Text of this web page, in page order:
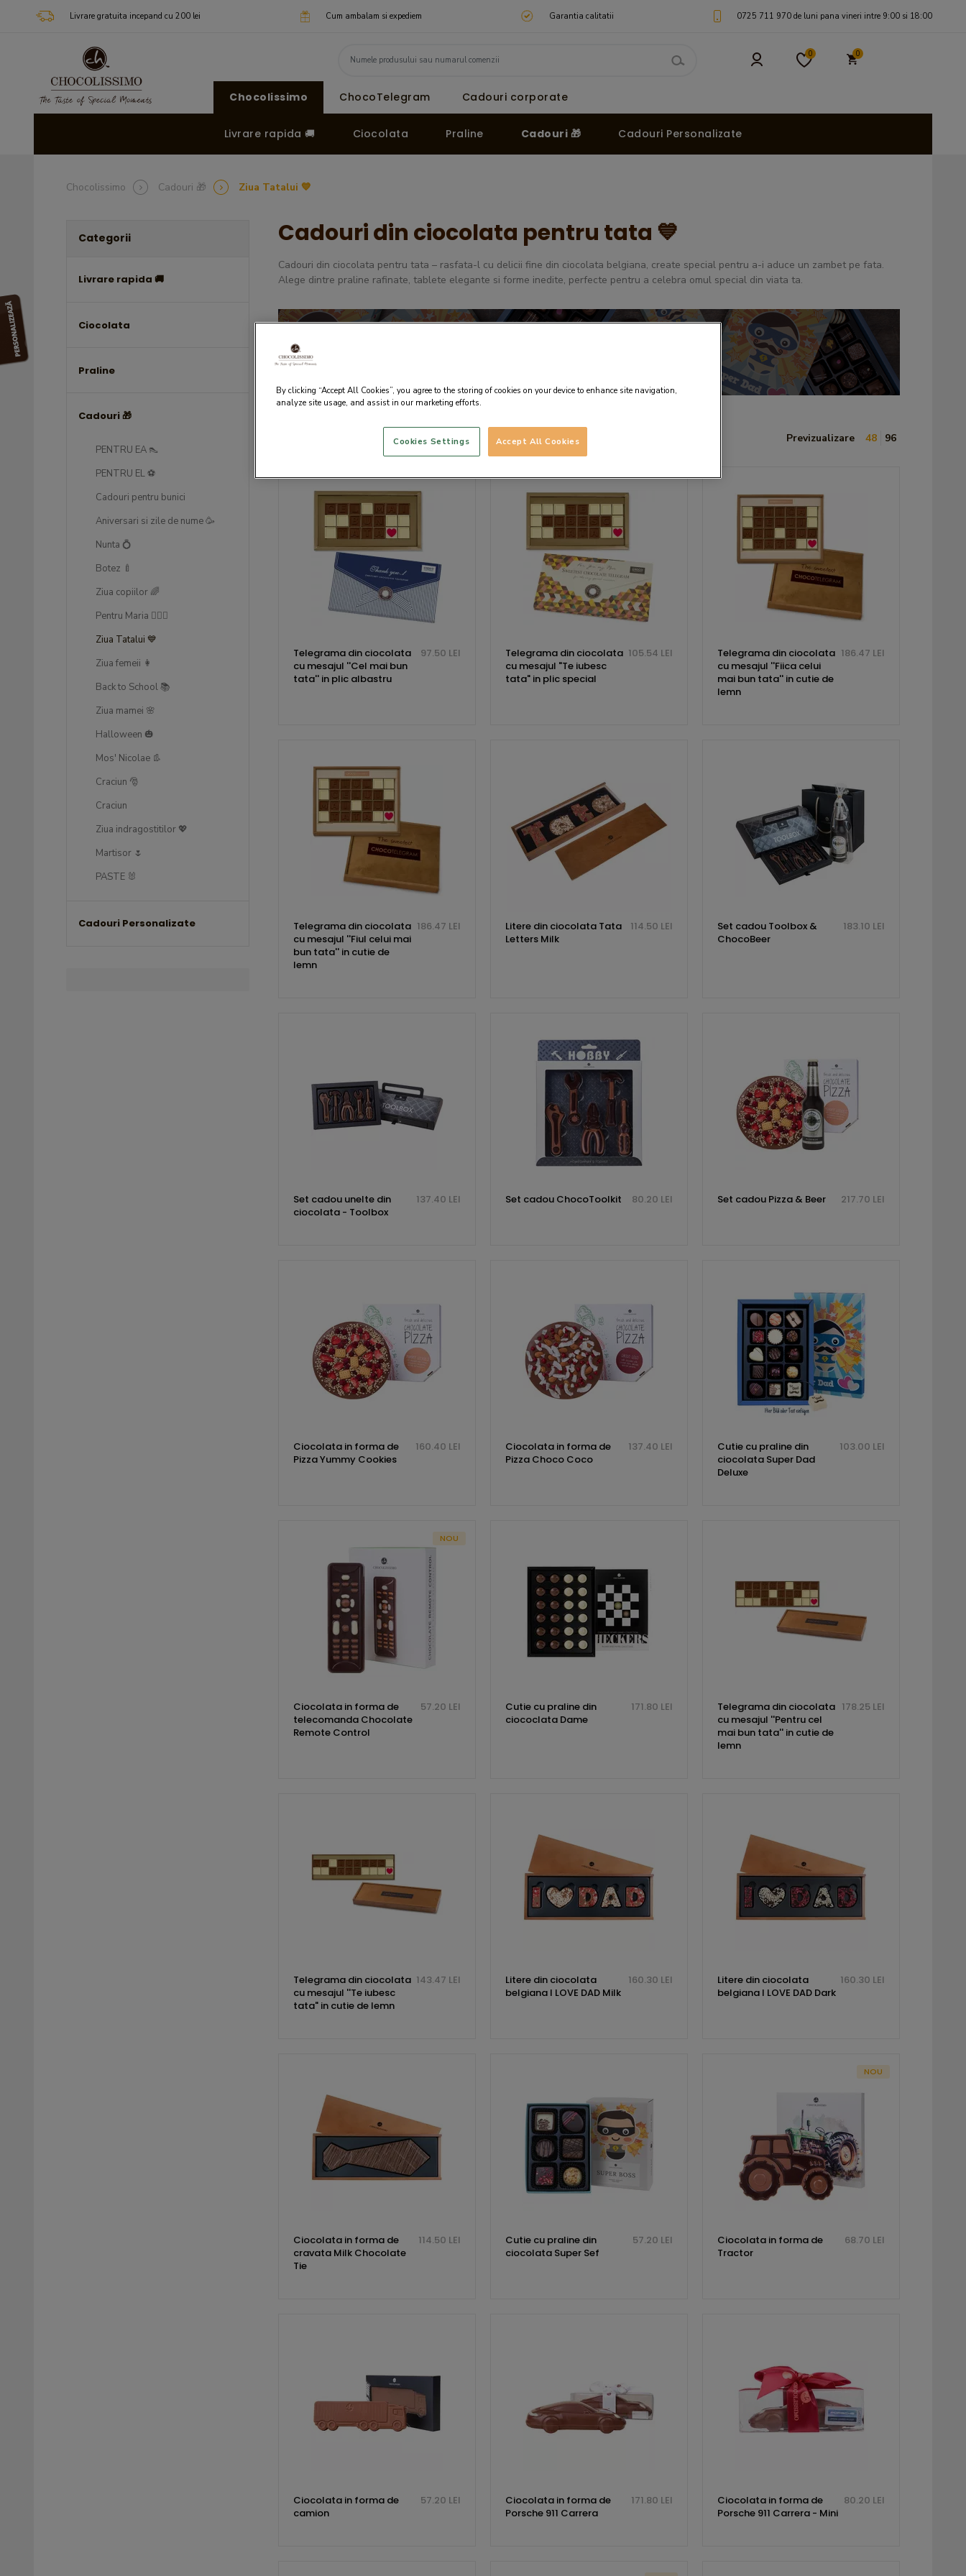
Livrare gratuita incepand cu 200 lei Cum ambalam si expediem Garantia calitatii 0725 711 970 de luni pana vineri intre 9:00 si 18:00
0 0
Chocolissimo ChocoTelegram Cadouri corporate
Livrare rapida 🚚 Ciocolata Praline Cadouri 🎁 Cadouri Personalizate
Chocolissimo Cadouri 🎁 Ziua Tatalui 💙
Categorii
Livrare rapida 🚚
Ciocolata
Praline
Cadouri 🎁
PENTRU EA 👠
PENTRU EL ⚽
Cadouri pentru bunici
Aniversari si zile de nume 🥳
Nunta 💍
Botez 🍼
Ziua copiilor 🌈
Pentru Maria 💁🏻‍♀️
Ziua Tatalui 💙
Ziua femeii 👩
Back to School 📚
Ziua mamei 🌸
Halloween 🎃
Mos' Nicolae 👢
Craciun 🎅
Craciun
Ziua indragostitilor 💖
Martisor 🌷
PASTE 🐰
Cadouri Personalizate
Cadouri din ciocolata pentru tata 💙
Cadouri din ciocolata pentru tata – rasfata-l cu delicii fine din ciocolata belgiana, create special pentru a-i aduce un zambet pe fata.
Alege dintre praline rafinate, tablete elegante si forme inedite, perfecte pentru a celebra omul special din viata ta.
Ziua Tatalui 💙
Previzualizare 48 96
Telegrama din ciocolata
cu mesajul ''Cel mai bun
tata'' in plic albastru
97.50 LEI
Telegrama din ciocolata
cu mesajul "Te iubesc
tata" in plic special
105.54 LEI
Telegrama din ciocolata
cu mesajul ''Fiica celui
mai bun tata'' in cutie de
lemn
186.47 LEI
Telegrama din ciocolata
cu mesajul ''Fiul celui mai
bun tata'' in cutie de
lemn
186.47 LEI
Litere din ciocolata Tata
Letters Milk
114.50 LEI
Set cadou Toolbox &
ChocoBeer
183.10 LEI
Set cadou unelte din
ciocolata - Toolbox
137.40 LEI Set cadou ChocoToolkit 80.20 LEI Set cadou Pizza & Beer 217.70 LEI
Ciocolata in forma de
Pizza Yummy Cookies
160.40 LEI
Ciocolata in forma de
Pizza Choco Coco
137.40 LEI
Cutie cu praline din
ciocolata Super Dad
Deluxe
103.00 LEI
NOU
Ciocolata in forma de
telecomanda Chocolate
Remote Control
57.20 LEI
Cutie cu praline din
ciococlata Dame
171.80 LEI
Telegrama din ciocolata
cu mesajul ''Pentru cel
mai bun tata'' in cutie de
lemn
178.25 LEI
Telegrama din ciocolata
cu mesajul ''Te iubesc
tata" in cutie de lemn
143.47 LEI
Litere din ciocolata
belgiana I LOVE DAD Milk
160.30 LEI
Litere din ciocolata
belgiana I LOVE DAD Dark
160.30 LEI
Ciocolata in forma de
cravata Milk Chocolate
Tie
114.50 LEI
Cutie cu praline din
ciocolata Super Sef
57.20 LEI
NOU
Ciocolata in forma de
Tractor
68.70 LEI
Ciocolata in forma de
camion
57.20 LEI
Ciocolata in forma de
Porsche 911 Carrera
171.80 LEI
Ciocolata in forma de
Porsche 911 Carrera - Mini
80.20 LEI
By clicking “Accept All Cookies”, you agree to the storing of cookies on your device to enhance site navigation,
analyze site usage, and assist in our marketing efforts.
Accept All Cookies
Cookies Settings